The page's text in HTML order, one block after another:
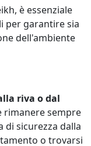
è essenziale
per garantire sia
dell'ambiente
riva o dal
rimanere sempre
di sicurezza dalla
o trovarsi